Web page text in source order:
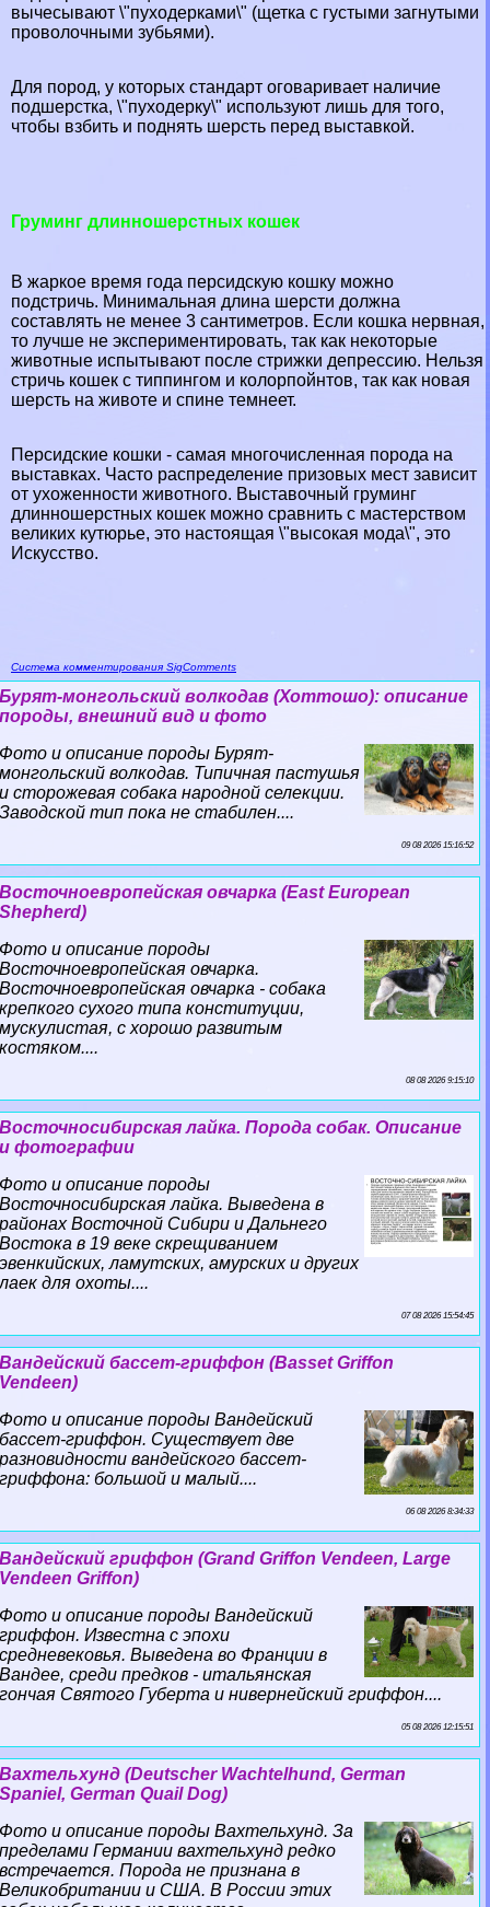
вычесывают \"пуходерками\" (щетка с густыми загнутыми
проволочными зубьями).
Для пород, у которых стандарт оговаривает наличие
подшерстка, \"пуходерку\" используют лишь для того,
чтобы взбить и поднять шерсть перед выставкой.
Груминг длинношерстных кошек
В жаркое время года персидскую кошку можно
подстричь. Минимальная длина шерсти должна
составлять не менее 3 сантиметров. Если кошка нервная,
то лучше не экспериментировать, так как некоторые
животные испытывают после стрижки депрессию. Нельзя
стричь кошек с типпингом и колорпойнтов, так как новая
шерсть на животе и спине темнеет.
Персидские кошки - самая многочисленная порода на
выставках. Часто распределение призовых мест зависит
от ухоженности животного. Выставочный груминг
длинношерстных кошек можно сравнить с мастерством
великих кутюрье, это настоящая \"высокая мода\", это
Искусство.
Система комментирования SigComments
Бурят-монгольский волкодав (Хоттошо): описание
породы, внешний вид и фото
Фото и описание породы Бурят-
монгольский волкодав. Типичная пастушья
и сторожевая собака народной селекции.
Заводской тип пока не стабилен....
09 08 2026 15:16:52
Восточноевропейская овчарка (East European
Shepherd)
Фото и описание породы
Восточноевропейская овчарка.
Восточноевропейская овчарка - собака
крепкого сухого типа конституции,
мускулистая, с хорошо развитым
костяком....
08 08 2026 9:15:10
Восточносибирская лайка. Порода собак. Описание
и фотографии
Фото и описание породы
Восточносибирская лайка. Выведена в
районах Восточной Сибири и Дальнего
Востока в 19 веке скрещиванием
эвенкийских, ламутских, амурских и других
лаек для охоты....
07 08 2026 15:54:45
Вандейский бассет-гриффон (Basset Griffon
Vendeen)
Фото и описание породы Вандейский
бассет-гриффон. Существует две
разновидности вандейского бассет-
гриффона: большой и малый....
06 08 2026 8:34:33
Вандейский гриффон (Grand Griffon Vendeen, Large
Vendeen Griffon)
Фото и описание породы Вандейский
гриффон. Известна с эпохи
средневековья. Выведена во Франции в
Вандее, среди предков - итальянская
гончая Святого Губерта и нивернейский гриффон....
05 08 2026 12:15:51
Вахтельхунд (Deutscher Wachtelhund, German
Spaniel, German Quail Dog)
Фото и описание породы Вахтельхунд. За
пределами Германии вахтельхунд редко
встречается. Порода не признана в
Великобритании и США. В России этих